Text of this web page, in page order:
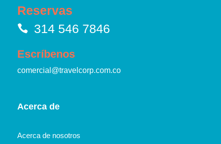
Reservas
314 546 7846
Escríbenos
comercial@travelcorp.com.co
Acerca de
Acerca de nosotros